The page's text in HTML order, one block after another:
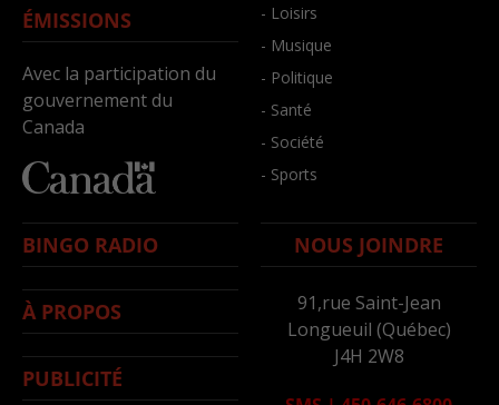
ÉMISSIONS
Avec la participation du
gouvernement du
Canada
- Loisirs
- Musique
- Politique
- Santé
- Société
- Sports
BINGO RADIO
À PROPOS
PUBLICITÉ
NOUS JOINDRE
91,rue Saint-Jean
Longueuil (Québec)
J4H 2W8